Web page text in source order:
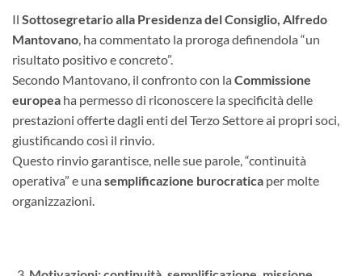
Il Sottosegretario alla Presidenza del Consiglio, Alfredo
Mantovano , ha commentato la proroga definendola “un
risultato positivo e concreto”.
Secondo Mantovano, il confronto con la Commissione
europea ha permesso di riconoscere la specificità delle
prestazioni offerte dagli enti del Terzo Settore ai propri soci,
giustificando così il rinvio.
Questo rinvio garantisce, nelle sue parole, “continuità
operativa” e una semplificazione burocratica per molte
organizzazioni.